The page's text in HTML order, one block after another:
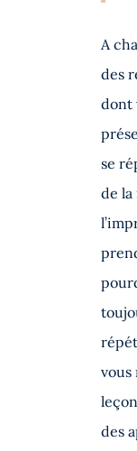
A
des
dont
se
de la
vous
des